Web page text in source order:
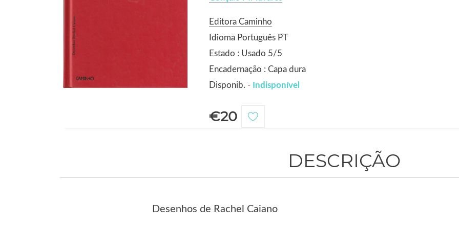
Editora Caminho
Idioma Português PT
Estado : Usado 5/5
Encadernação : Capa dura
Disponib. - Indisponível
€20
DESCRIÇÃO
Desenhos de Rachel Caiano